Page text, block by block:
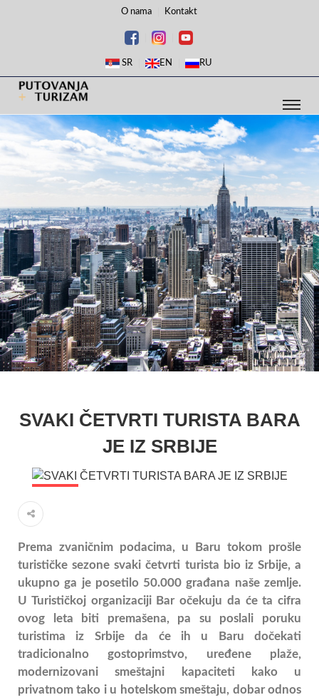
O nama Kontakt
SR EN RU
SVAKI ČETVRTI TURISTA BARA
JE IZ SRBIJE
Prema zvaničnim podacima, u Baru tokom prošle
turističke sezone svaki četvrti turista bio iz Srbije, a
ukupno ga je posetilo 50.000 građana naše zemlje.
U Turističkoj organizaciji Bar očekuju da će ta cifra
ovog leta biti premašena, pa su poslali poruku
turistima iz Srbije da će ih u Baru dočekati
tradicionalno gostoprimstvo, uređene plaže,
modernizovani smeštajni kapaciteti kako u
privatnom tako i u hotelskom smeštaju, dobar odnos